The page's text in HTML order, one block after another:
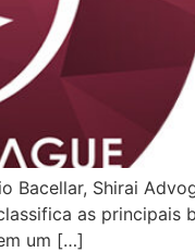
Bacellar, Shirai
as
um […]